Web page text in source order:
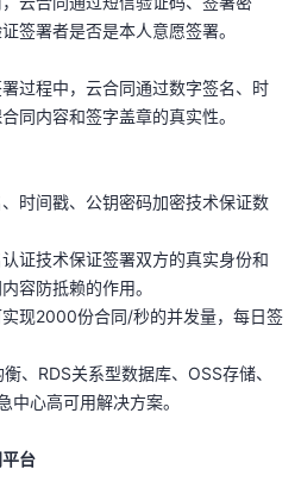
签署者是否是本人意愿签署。
过程中，云合同通过数字签名、时
同内容和签字盖章的真实性。
时间戳、公钥密码加密技术保证数
证技术保证签署双方的真实身份和
容防抵赖的作用。
现2000份合同/秒的并发量，每日签
、RDS关系型数据库、OSS存储、
心高可用解决方案。
台